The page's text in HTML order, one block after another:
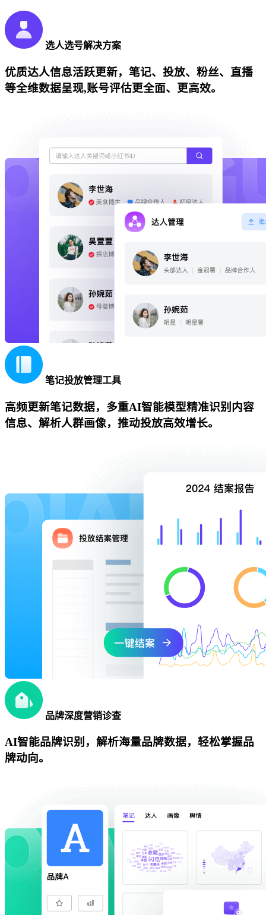
选人选号解决方案
优质达人信息活跃更新，笔记、投放、粉丝、直播
等全维数据呈现,账号评估更全面、更高效。
笔记投放管理工具
高频更新笔记数据，多重AI智能模型精准识别内容
信息、解析人群画像，推动投放高效增长。
品牌深度营销诊查
AI智能品牌识别，解析海量品牌数据，轻松掌握品
牌动向。